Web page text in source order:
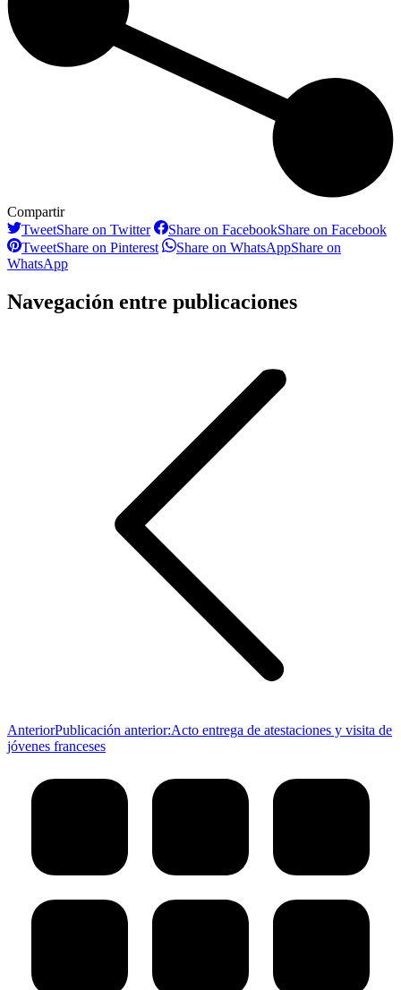
Compartir
TweetShare on Twitter Share on FacebookShare on Facebook
TweetShare on Pinterest Share on WhatsAppShare on
WhatsApp
Navegación entre publicaciones
AnteriorPublicación anterior:Acto entrega de atestaciones y visita de
jóvenes franceses